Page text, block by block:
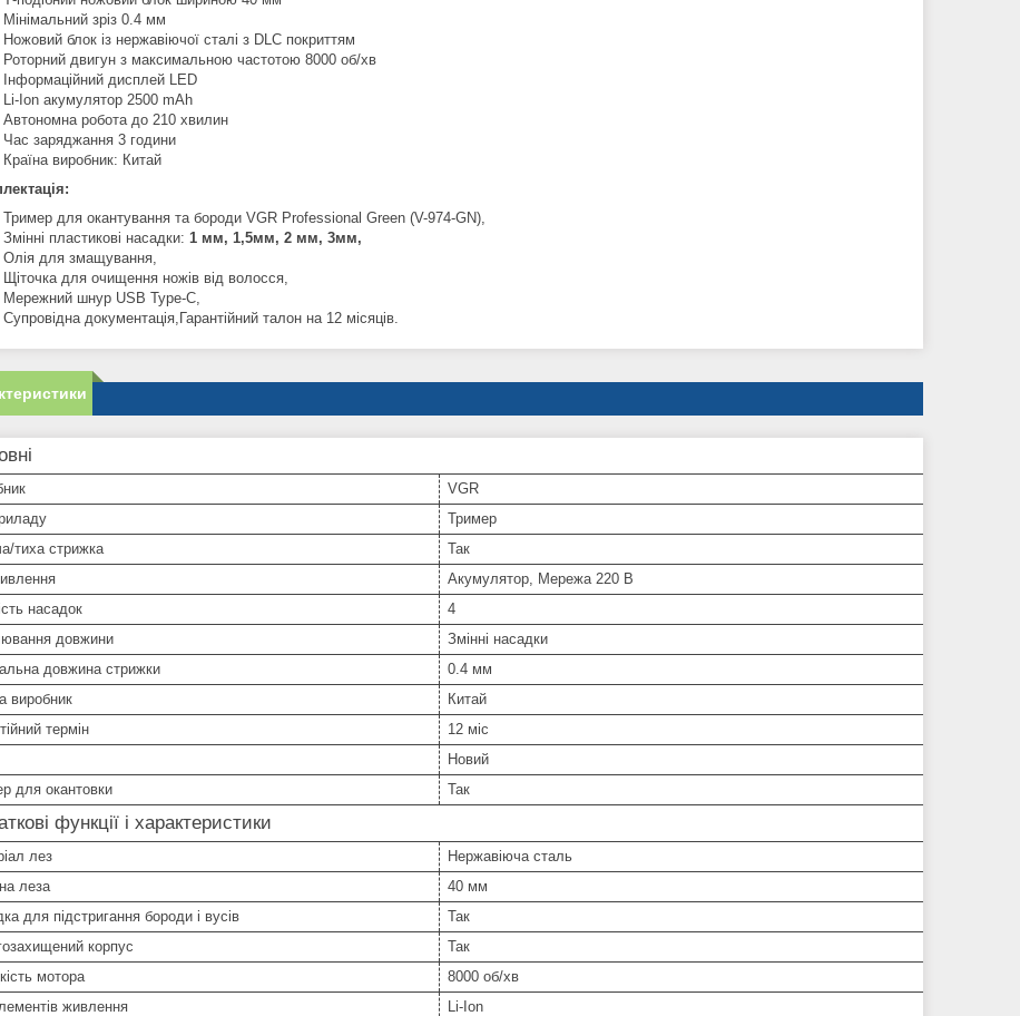
Мінімальний зріз 0.4 мм
Ножовий блок із нержавіючої сталі з DLC покриттям
Роторний двигун з максимальною частотою 8000 об/хв
Інформаційний дисплей LED
Li-Ion акумулятор 2500 mAh
Автономна робота до 210 хвилин
Час заряджання 3 години
Країна виробник: Китай
Тример для окантування та бороди VGR Professional Green (V-974-GN),
Змінні пластикові насадки: 1 мм, 1,5мм, 2 мм, 3мм,
Олія для змащування,
Щіточка для очищення ножів від волосся,
Мережний шнур USB Type-C,
Супровідна документація,Гарантійний талон на 12 місяців.
VGR
Тример
тиха стрижка
Так
Акумулятор, Мережа 220 В
насадок
4
довжини
Змінні насадки
довжина стрижки
0.4 мм
виробник
Китай
термін
12 міс
Новий
для окантовки
Так
функції і характеристики
лез
Нержавіюча сталь
леза
40 мм
для підстригання бороди і вусів
Так
корпус
Так
мотора
8000 об/хв
живлення
Li-Ion